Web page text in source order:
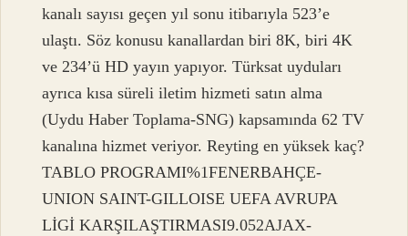
kanalı sayısı geçen yıl sonu itibarıyla 523’e
ulaştı. Söz konusu kanallardan biri 8K, biri 4K
ve 234’ü HD yayın yapıyor. Türksat uyduları
ayrıca kısa süreli iletim hizmeti satın alma
(Uydu Haber Toplama-SNG) kapsamında 62 TV
kanalına hizmet veriyor. Reyting en yüksek kaç?
TABLO PROGRAMI%1FENERBAHÇE-
UNION SAINT-GILLOISE UEFA AVRUPA
LİGİ KARŞILAŞTIRMASI9.052AJAX-